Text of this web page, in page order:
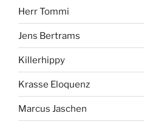
Herr Tommi
Jens Bertrams
Killerhippy
Krasse Eloquenz
Marcus Jaschen